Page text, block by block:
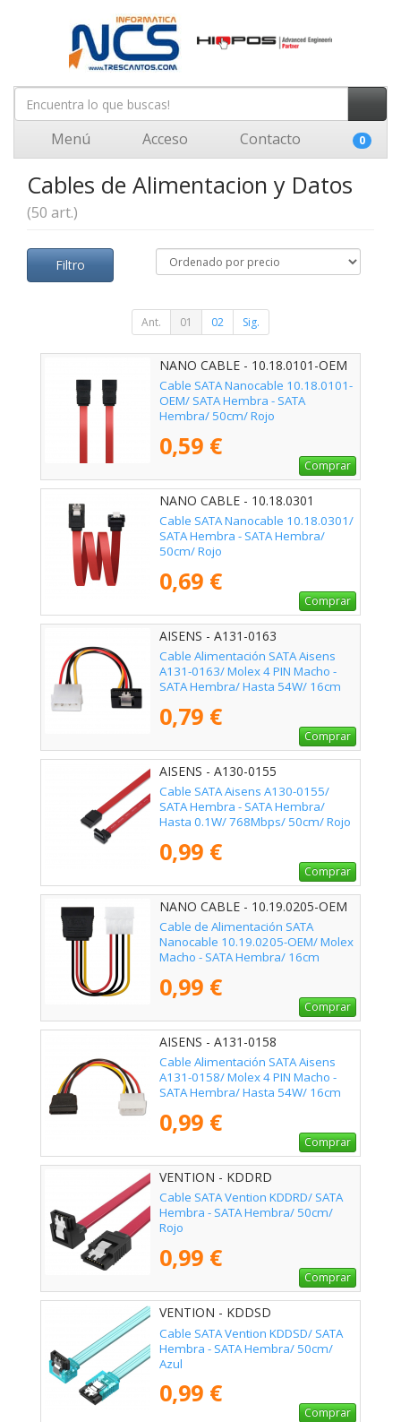
Menú Acceso Contacto 0
Cables de Alimentacion y Datos
(50 art.)
Filtro
Ant. 01 02 Sig.
NANO CABLE - 10.18.0101-OEM
Cable SATA Nanocable 10.18.0101-
OEM/ SATA Hembra - SATA
Hembra/ 50cm/ Rojo
0,59 €
Comprar
NANO CABLE - 10.18.0301
Cable SATA Nanocable 10.18.0301/
SATA Hembra - SATA Hembra/
50cm/ Rojo
0,69 €
Comprar
AISENS - A131-0163
Cable Alimentación SATA Aisens
A131-0163/ Molex 4 PIN Macho -
SATA Hembra/ Hasta 54W/ 16cm
0,79 €
Comprar
AISENS - A130-0155
Cable SATA Aisens A130-0155/
SATA Hembra - SATA Hembra/
Hasta 0.1W/ 768Mbps/ 50cm/ Rojo
0,99 €
Comprar
NANO CABLE - 10.19.0205-OEM
Cable de Alimentación SATA
Nanocable 10.19.0205-OEM/ Molex
Macho - SATA Hembra/ 16cm
0,99 €
Comprar
AISENS - A131-0158
Cable Alimentación SATA Aisens
A131-0158/ Molex 4 PIN Macho -
SATA Hembra/ Hasta 54W/ 16cm
0,99 €
Comprar
VENTION - KDDRD
Cable SATA Vention KDDRD/ SATA
Hembra - SATA Hembra/ 50cm/
Rojo
0,99 €
Comprar
VENTION - KDDSD
Cable SATA Vention KDDSD/ SATA
Hembra - SATA Hembra/ 50cm/
Azul
0,99 €
Comprar